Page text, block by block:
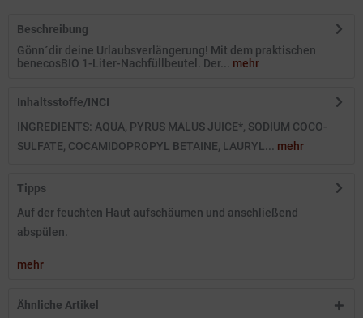
Beschreibung
Gönn´dir deine Urlaubsverlängerung! Mit dem praktischen
benecosBIO 1-Liter-Nachfüllbeutel. Der... mehr
Inhaltsstoffe/INCI
INGREDIENTS: AQUA, PYRUS MALUS JUICE*, SODIUM COCO-
SULFATE, COCAMIDOPROPYL BETAINE, LAURYL... mehr
Tipps
Auf der feuchten Haut aufschäumen und anschließend
abspülen.
mehr
Ähnliche Artikel